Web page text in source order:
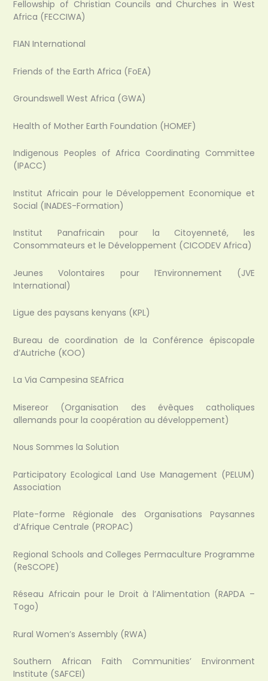
Fellowship of Christian Councils and Churches in West
Africa (FECCIWA)
FIAN International
Friends of the Earth Africa (FoEA)
Groundswell West Africa (GWA)
Health of Mother Earth Foundation (HOMEF)
Indigenous Peoples of Africa Coordinating Committee
(IPACC)
Institut Africain pour le Développement Economique et
Social (INADES-Formation)
Institut Panafricain pour la Citoyenneté, les
Consommateurs et le Développement (CICODEV Africa)
Jeunes Volontaires pour l’Environnement (JVE
International)
Ligue des paysans kenyans (KPL)
Bureau de coordination de la Conférence épiscopale
d’Autriche (KOO)
La Via Campesina SEAfrica
Misereor (Organisation des évêques catholiques
allemands pour la coopération au développement)
Nous Sommes la Solution
Participatory Ecological Land Use Management (PELUM)
Association
Plate-forme Régionale des Organisations Paysannes
d’Afrique Centrale (PROPAC)
Regional Schools and Colleges Permaculture Programme
(ReSCOPE)
Réseau Africain pour le Droit à l’Alimentation (RAPDA –
Togo)
Rural Women’s Assembly (RWA)
Southern African Faith Communities’ Environment
Institute (SAFCEI)